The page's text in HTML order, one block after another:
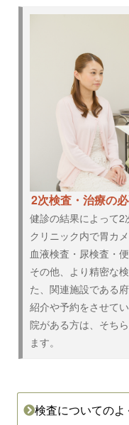
2次検査・治療の
健診の結果によって
クリニック内で胃カ
血液検査・尿検査・
その他、より精密な
た、関連施設である
紹介や予約をさせて
院がある方は、そち
ます。
検査についての